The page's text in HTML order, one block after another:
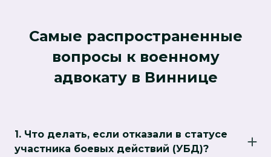
Самые распространенные
вопросы к военному
адвокату в Виннице
1. Что делать, если отказали в статусе
участника боевых действий (УБД)?